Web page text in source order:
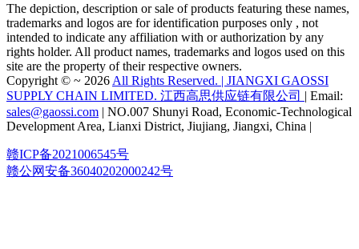
The depiction, description or sale of products featuring these names,
trademarks and logos are for identification purposes only , not
intended to indicate any affiliation with or authorization by any
rights holder. All product names, trademarks and logos used on this
site are the property of their respective owners.
Copyright © ~ 2026 All Rights Reserved. | JIANGXI GAOSSI
SUPPLY CHAIN LIMITED. 江西高思供应链有限公司 | Email:
sales@gaossi.com | NO.007 Shunyi Road, Economic-Technological
Development Area, Lianxi District, Jiujiang, Jiangxi, China |
赣ICP备2021006545号
赣公网安备36040202000242号